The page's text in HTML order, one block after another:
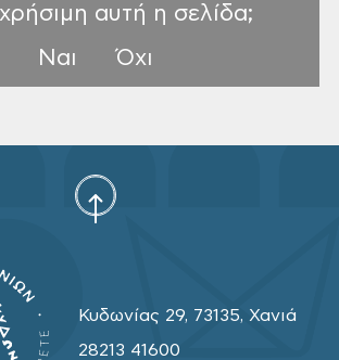
αυτή η σελίδα;
Ναι
Όχι
Κυδωνίας 29, 73135, Χανιά
28213 41600